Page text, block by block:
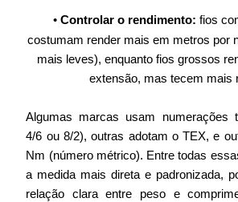
• Controlar o rendimento: fios
costumam render mais em metros por
mais leves), enquanto fios grossos
extensão, mas tecem mais
Algumas marcas usam numerações
4/6 ou 8/2), outras adotam o TEX, e
Nm (número métrico). Entre todas
a medida mais direta e padronizada,
relação clara entre peso e